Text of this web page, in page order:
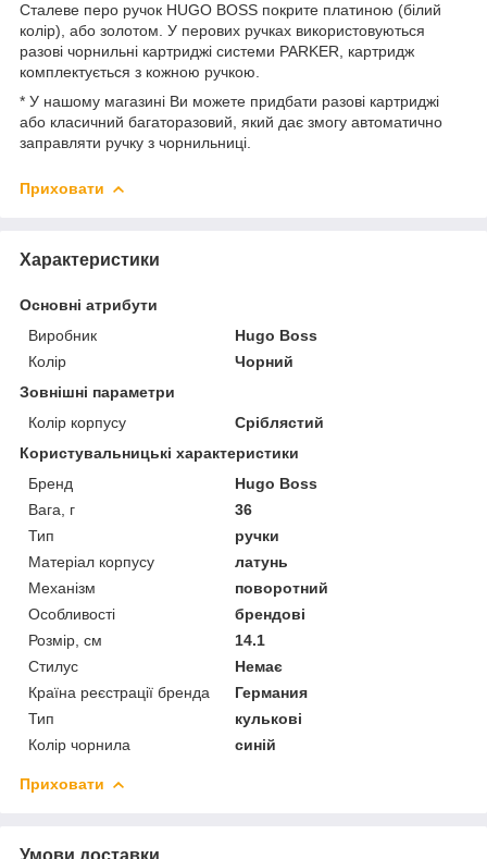
Сталеве перо ручок HUGO BOSS покрите платиною (білий
колір), або золотом. У перових ручках використовуються
разові чорнильні картриджі системи PARKER, картридж
комплектується з кожною ручкою.
* У нашому магазині Ви можете придбати разові картриджі
або класичний багаторазовий, який дає змогу автоматично
заправляти ручку з чорнильниці.
Приховати
Характеристики
Основні атрибути
Виробник
Hugo Boss
Колір
Чорний
Зовнішні параметри
Колір корпусу
Сріблястий
Користувальницькі характеристики
Бренд
Hugo Boss
Вага, г
36
Тип
ручки
Матеріал корпусу
латунь
Механізм
поворотний
Особливості
брендові
Розмір, см
14.1
Стилус
Немає
Країна реєстрації бренда
Германия
Тип
кулькові
Колір чорнила
синій
Приховати
Умови доставки